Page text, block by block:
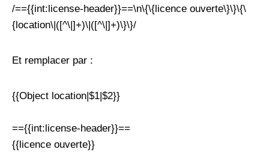
/=={{int:license-header}}==\n\{\{licence ouverte\}\}\{\
{location\|([^\|]+)\|([^\|]+)\}\}/
Et remplacer par :
{{Object location|$1|$2}}
=={{int:license-header}}==
{{licence ouverte}}